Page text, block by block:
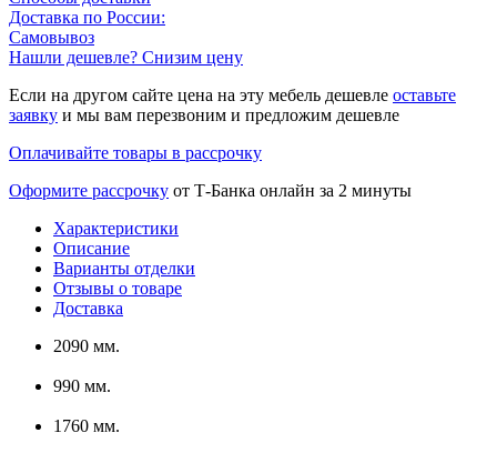
Доставка по России:
Самовывоз
Нашли дешевле? Снизим цену
Если на другом сайте цена на эту мебель дешевле оставьте
заявку и мы вам перезвоним и предложим дешевле
Оплачивайте товары в рассрочку
Оформите рассрочку от Т-Банка онлайн за 2 минуты
Характеристики
Описание
Варианты отделки
Отзывы о товаре
Доставка
2090 мм.
990 мм.
1760 мм.